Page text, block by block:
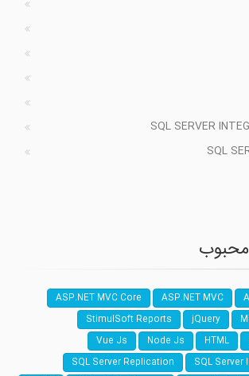
SQL SERVER
SQL
ASP.NET MVC
ASP.NET MVC Core
jQuery
StimulSoft Reports
HTML
Node Js
Vue Js
SQL
SQL Server Replication